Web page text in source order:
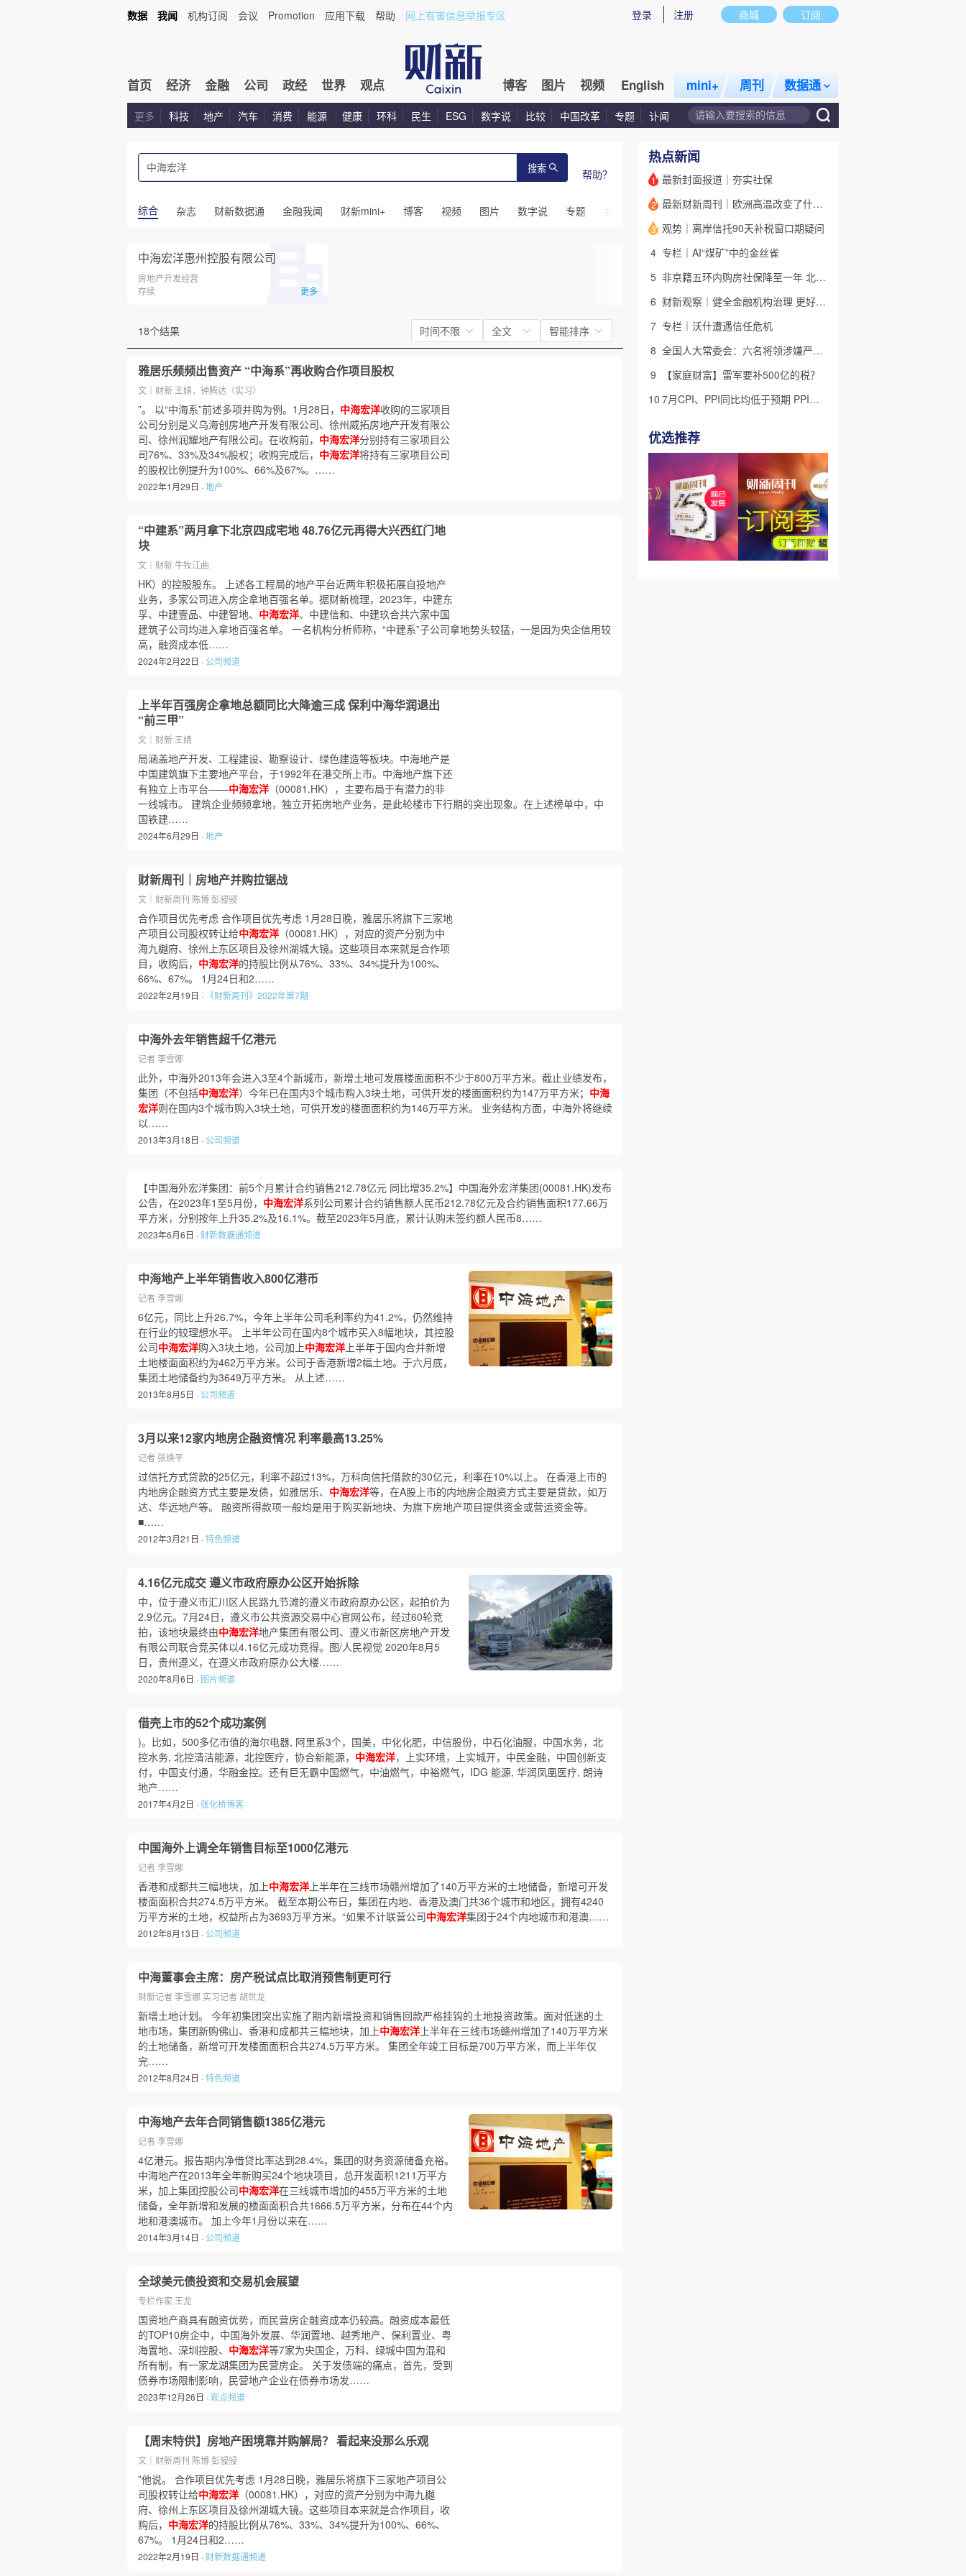
商城 订阅
登录 注册
数据 我闻 机构订阅 会议 Promotion 应用下载 帮助 网上有害信息举报专区
首页 经济 金融 公司 政经 世界 观点 博客 图片 视频 English mini+ 周刊 数据通
更多 科技 地产 汽车 消费 能源 健康 环科 民生 ESG 数字说 比较 中国改革 专题 讣闻
搜索 帮助？
综合 杂志 财新数据通 金融我闻 财新mini+ 博客 视频 图片 数字说 专题 会议 话题 特别呈现 私房课
中海宏洋惠州控股有限公司
房地产开发经营
存续
更多
18个结果 时间不限 全文 智能排序
雅居乐频频出售资产 “中海系”再收购合作项目股权
文｜财新 王婧，钟腾达（实习）
”。 以“中海系”前述多项并购为例。1月28日， 中海宏洋收购的三家项目
公司分别是义乌海创房地产开发有限公司、徐州威拓房地产开发有限公
司、徐州润耀地产有限公司。在收购前， 中海宏洋分别持有三家项目公
司76%、33%及34%股权；收购完成后， 中海宏洋将持有三家项目公司
的股权比例提升为100%、66%及67%。……
2022年1月29日 ·地产
“中建系”两月拿下北京四成宅地 48.76亿元再得大兴西红门地
块
文｜财新 牛牧江曲
HK）的控股股东。 上述各工程局的地产平台近两年积极拓展自投地产
业务，多家公司进入房企拿地百强名单。据财新梳理，2023年，中建东
孚、中建壹品、中建智地、 中海宏洋、中建信和、中建玖合共六家中国
建筑子公司均进入拿地百强名单。 一名机构分析师称，“中建系”子公司拿地势头较猛，一是因为央企信用较
高，融资成本低……
2024年2月22日 · 公司频道
上半年百强房企拿地总额同比大降逾三成 保利中海华润退出
“前三甲”
文｜财新 王婧
局涵盖地产开发、工程建设、勘察设计、绿色建造等板块。中海地产是
中国建筑旗下主要地产平台，于1992年在港交所上市。中海地产旗下还
有独立上市平台——中海宏洋 （00081.HK），主要布局于有潜力的非
一线城市。 建筑企业频频拿地，独立开拓房地产业务，是此轮楼市下行期的突出现象。在上述榜单中，中
国铁建……
2024年6月29日 ·地产
财新周刊｜房地产并购拉锯战
文｜财新周刊 陈博 彭骎骎
合作项目优先考虑 合作项目优先考虑 1月28日晚，雅居乐将旗下三家地
产项目公司股权转让给中海宏洋 （00081.HK），对应的资产分别为中
海九樾府、徐州上东区项目及徐州湖城大镜。这些项目本来就是合作项
目，收购后， 中海宏洋的持股比例从76%、33%、34%提升为100%、
66%、67%。 1月24日和2……
2022年2月19日 · 《财新周刊》2022年第7期
中海外去年销售超千亿港元
记者 李雪娜
此外，中海外2013年会进入3至4个新城市，新增土地可发展楼面面积不少于800万平方米。截止业绩发布，
集团（不包括中海宏洋）今年已在国内3个城市购入3块土地，可供开发的楼面面积约为147万平方米； 中海
宏洋则在国内3个城市购入3块土地，可供开发的楼面面积约为146万平方米。 业务结构方面，中海外将继续
以……
2013年3月18日 · 公司频道
【中国海外宏洋集团：前5个月累计合约销售212.78亿元 同比增35.2%】中国海外宏洋集团(00081.HK)发布
公告，在2023年1至5月份， 中海宏洋系列公司累计合约销售额人民币212.78亿元及合约销售面积177.66万
平方米，分别按年上升35.2%及16.1%。截至2023年5月底，累计认购未签约额人民币8……
2023年6月6日 · 财新数据通频道
中海地产上半年销售收入800亿港币
记者 李雪娜
6亿元，同比上升26.7%，今年上半年公司毛利率约为41.2%，仍然维持
在行业的较理想水平。 上半年公司在国内8个城市买入8幅地块，其控股
公司中海宏洋购入3块土地，公司加上中海宏洋 上半年于国内合并新增
土地楼面面积约为462万平方米。公司于香港新增2幅土地。于六月底，
集团土地储备约为3649万平方米。 从上述……
2013年8月5日 · 公司频道
3月以来12家内地房企融资情况 利率最高13.25%
记者 张焕平
过信托方式贷款的25亿元，利率不超过13%，万科向信托借款的30亿元，利率在10%以上。 在香港上市的
内地房企融资方式主要是发债，如雅居乐、 中海宏洋等，在A股上市的内地房企融资方式主要是贷款，如万
达、华远地产等。 融资所得款项一般均是用于购买新地块、为旗下房地产项目提供资金或营运资金等。
■……
2012年3月21日 ·特色频道
4.16亿元成交 遵义市政府原办公区开始拆除
中，位于遵义市汇川区人民路九节滩的遵义市政府原办公区，起拍价为
2.9亿元。7月24日，遵义市公共资源交易中心官网公布，经过60轮竞
拍，该地块最终由中海宏洋地产集团有限公司、遵义市新区房地产开发
有限公司联合竞买体以4.16亿元成功竞得。图/人民视觉 2020年8月5
日，贵州遵义，在遵义市政府原办公大楼……
2020年8月6日 · 图片频道
借壳上市的52个成功案例
)。比如，500多亿市值的海尔电器, 阿里系3个，国美，中化化肥，中信股份，中石化油服，中国水务，北
控水务, 北控清洁能源，北控医疗，协合新能源， 中海宏洋，上实环境，上实城开，中民金融，中国创新支
付，中国支付通，华融金控。还有巨无霸中国燃气，中油燃气，中裕燃气，IDG 能源, 华润凤凰医疗, 朗诗
地产……
2017年4月2日 · 张化桥博客
中国海外上调全年销售目标至1000亿港元
记者 李雪娜
香港和成都共三幅地块，加上中海宏洋 上半年在三线市场赣州增加了140万平方米的土地储备，新增可开发
楼面面积合共274.5万平方米。 截至本期公布日，集团在内地、香港及澳门共36个城市和地区，拥有4240
万平方米的土地，权益所占为3693万平方米。“如果不计联营公司中海宏洋集团于24个内地城市和港澳……
2012年8月13日 · 公司频道
中海董事会主席：房产税试点比取消预售制更可行
财新记者 李雪娜 实习记者 胡世龙
新增土地计划。 今年初集团突出实施了期内新增投资和销售回款严格挂钩的土地投资政策。面对低迷的土
地市场，集团新购佛山、香港和成都共三幅地块，加上中海宏洋 上半年在三线市场赣州增加了140万平方米
的土地储备，新增可开发楼面面积合共274.5万平方米。 集团全年竣工目标是700万平方米，而上半年仅
完……
2012年8月24日 ·特色频道
中海地产去年合同销售额1385亿港元
记者 李雪娜
4亿港元。报告期内净借贷比率达到28.4%，集团的财务资源储备充裕。
中海地产在2013年全年新购买24个地块项目，总开发面积1211万平方
米，加上集团控股公司中海宏洋在三线城市增加的455万平方米的土地
储备，全年新增和发展的楼面面积合共1666.5万平方米，分布在44个内
地和港澳城市。 加上今年1月份以来在……
2014年3月14日 · 公司频道
全球美元债投资和交易机会展望
专栏作家 王龙
国资地产商具有融资优势，而民营房企融资成本仍较高。融资成本最低
的TOP10房企中，中国海外发展、华润置地、越秀地产、保利置业、粤
海置地、深圳控股、 中海宏洋等7家为央国企，万科、绿城中国为混和
所有制，有一家龙湖集团为民营房企。 关于发债端的痛点，首先，受到
债券市场限制影响，民营地产企业在债券市场发……
2023年12月26日 ·观点频道
【周末特供】房地产困境靠并购解局？ 看起来没那么乐观
文｜财新周刊 陈博 彭骎骎
”他说。 合作项目优先考虑 1月28日晚，雅居乐将旗下三家地产项目公
司股权转让给中海宏洋 （00081.HK），对应的资产分别为中海九樾
府、徐州上东区项目及徐州湖城大镜。这些项目本来就是合作项目，收
购后， 中海宏洋的持股比例从76%、33%、34%提升为100%、66%、
67%。 1月24日和2……
2022年2月19日 · 财新数据通频道
热点新闻
1 最新封面报道｜夯实社保
2 最新财新周刊｜欧洲高温改变了什么？
3 观势｜离岸信托90天补税窗口期疑问
4 专栏｜AI“煤矿”中的金丝雀
5
非京籍五环内购房社保降至一年 北京市公积金最高可贷340万元
6
财新观察｜健全金融机构治理 更好服务高质量发展
7 专栏｜沃什遭遇信任危机
8
全国人大常委会：六名将领涉嫌严重违纪违法 被罢免全国人大代表
9
【家庭财富】雷军要补500亿的税？
10
7月CPI、PPI同比均低于预期 PPI同比结束持续改善、高位回落
优选推荐